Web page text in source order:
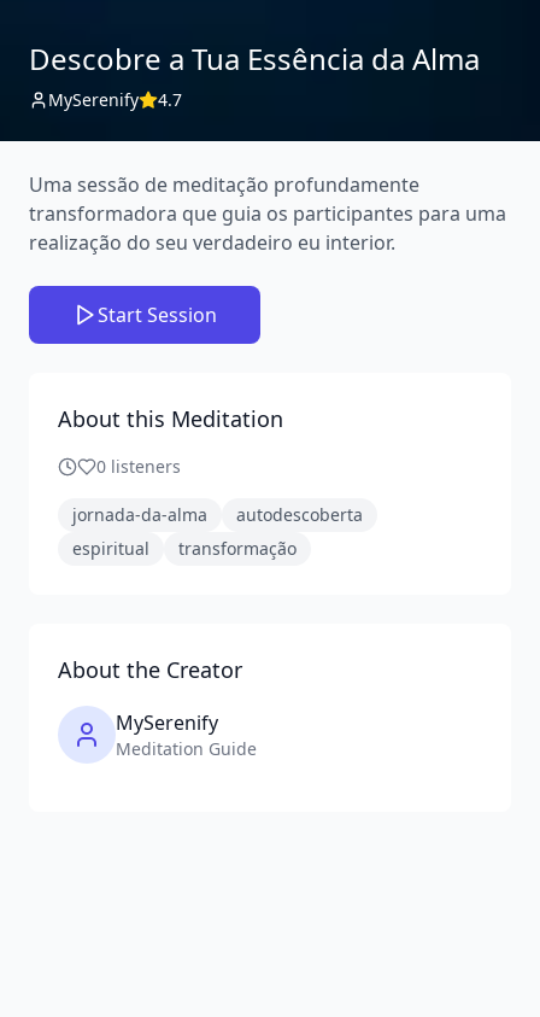
Descobre a Tua Essência da Alma
MySerenify 4.7
Uma sessão de meditação profundamente
transformadora que guia os participantes para uma
realização do seu verdadeiro eu interior.
Start Session
About this Meditation
0 listeners
jornada-da-alma
autodescoberta
espiritual
transformação
About the Creator
MySerenify
Meditation Guide